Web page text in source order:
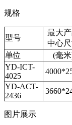
规格
型号
最大
中心
单位 (毫
YD-ICT-
4025
YD-ACT-
2436
图片展示